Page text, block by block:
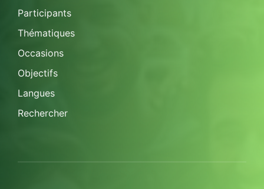
Participants
Thématiques
Occasions
Objectifs
Langues
Rechercher